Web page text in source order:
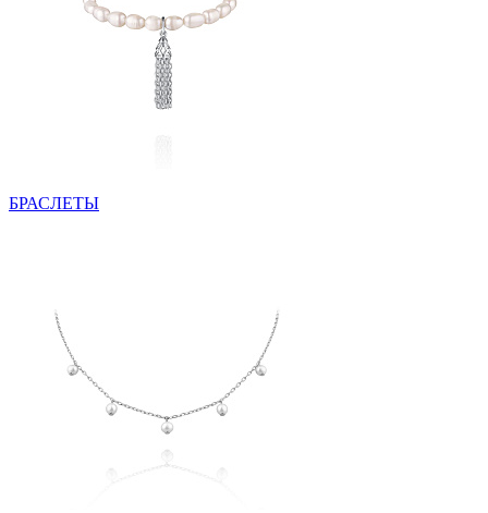
БРАСЛЕТЫ